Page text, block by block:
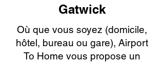
Gatwick
Où que vous soyez (domicile,
hôtel, bureau ou gare), Airport
To Home vous propose un